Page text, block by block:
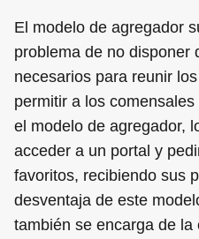
El modelo de agregador
problema de no disponer
necesarios para reunir
permitir a los
el modelo de agregador,
acceder a un portal y
favoritos, recibiendo sus
desventaja de este
también se encarga de